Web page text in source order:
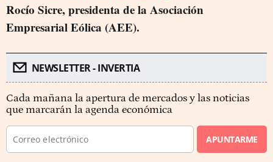
Rocío Sicre, presidenta de la Asociación
Empresarial Eólica (AEE).
NEWSLETTER - INVERTIA
Cada mañana la apertura de mercados y las noticias
que marcarán la agenda económica
APUNTARME